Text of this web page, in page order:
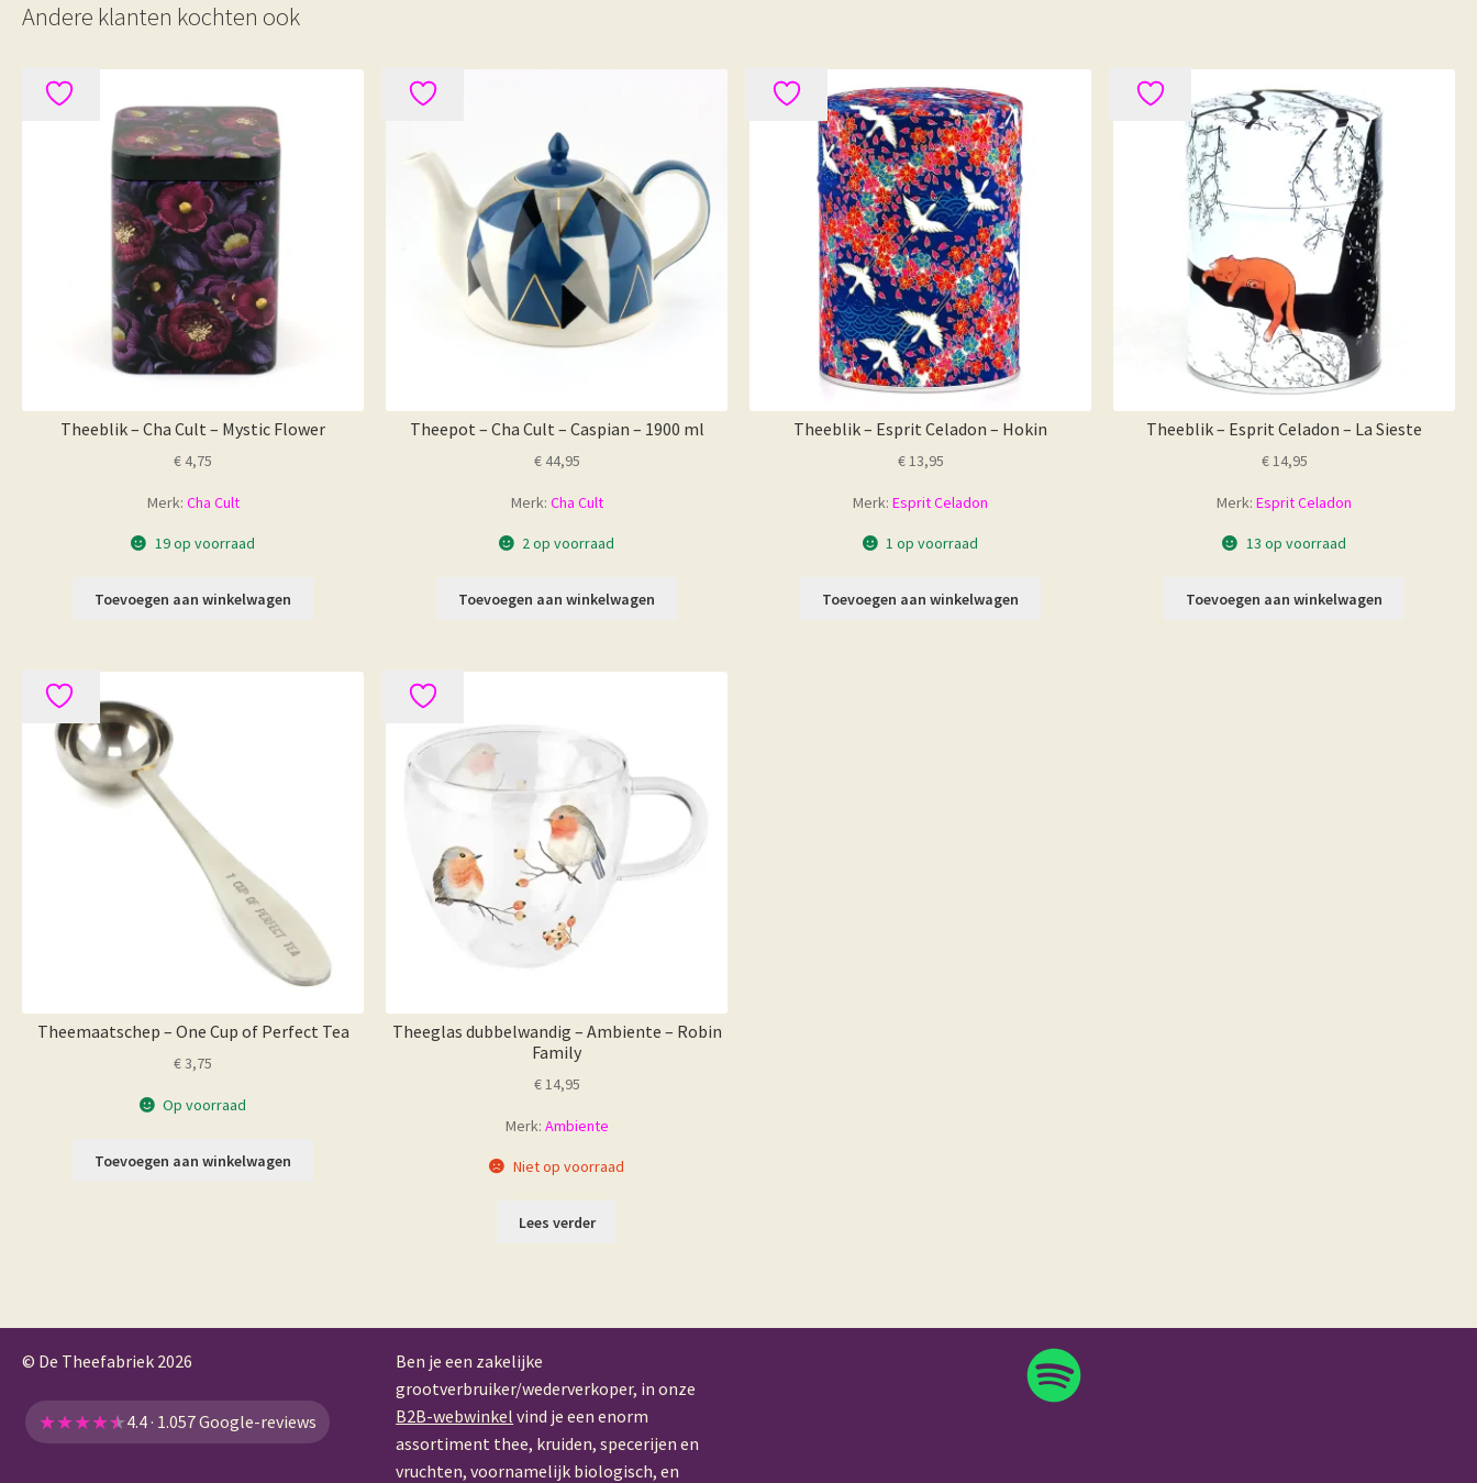
Andere klanten kochten ook
Theeblik – Cha Cult – Mystic Flower
€ 4,75
Merk: Cha Cult
19 op voorraad
Toevoegen aan winkelwagen
Theepot – Cha Cult – Caspian – 1900 ml
€44,95
Merk: Cha Cult
2 op voorraad
Toevoegen aan winkelwagen
Theeblik – Esprit Celadon – Hokin
€13,95
Merk: Esprit Celadon
1 op voorraad
Toevoegen aan winkelwagen
Theeblik – Esprit Celadon – La Sieste
€14,95
Merk: Esprit Celadon
13 op voorraad
Toevoegen aan winkelwagen
Theemaatschep – One Cup of Perfect Tea
€3,75
Op voorraad
Toevoegen aan winkelwagen
Theeglas dubbelwandig – Ambiente – Robin
Family
€14,95
Merk: Ambiente
Niet op voorraad
Lees verder
© De Theefabriek 2026
★★★★★4.4 · 1.057 Google-reviews
Ben je een zakelijke
grootverbruiker/wederverkoper, in onze
B2B-webwinkel vind je een enorm
assortiment thee, kruiden, specerijen en
vruchten, voornamelijk biologisch, en